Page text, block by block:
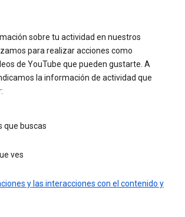
sobre tu actividad en nuestros
para realizar acciones como
de YouTube que pueden gustarte. A
la información de actividad que
que buscas
ves
y las interacciones con el contenido y